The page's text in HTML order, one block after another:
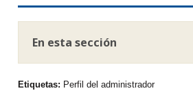
En esta sección
Etiquetas: Perfil del administrador